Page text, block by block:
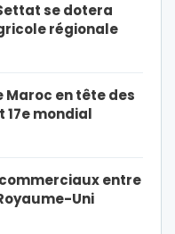
se dotera
régionale
Maroc en tête des
17e mondial
entre
Uni